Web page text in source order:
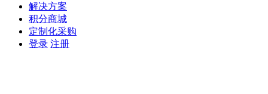
解决方案
积分商城
定制化采购
登录 注册